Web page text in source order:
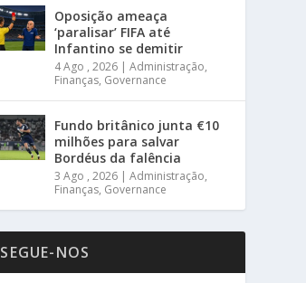
Oposição ameaça
‘paralisar’ FIFA até
Infantino se demitir
4 Ago , 2026 |Administração,
Finanças, Governance
Fundo britânico junta €10
milhões para salvar
Bordéus da falência
3 Ago , 2026 |Administração,
Finanças, Governance
SEGUE-NOS